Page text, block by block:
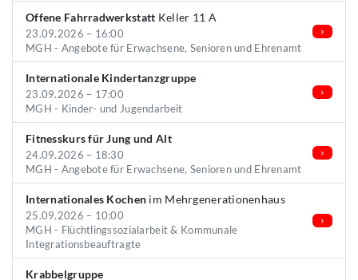
Offene Fahrradwerkstatt Keller 11 A
23.09.2026 – 16:00
MGH - Angebote für Erwachsene, Senioren und Ehrenamt
Internationale Kindertanzgruppe
23.09.2026 – 17:00
MGH - Kinder- und Jugendarbeit
Fitnesskurs für Jung und Alt
24.09.2026 – 18:30
MGH - Angebote für Erwachsene, Senioren und Ehrenamt
Internationales Kochen im Mehrgenerationenhaus
25.09.2026 – 10:00
MGH - Flüchtlingssozialarbeit & Kommunale
Integrationsbeauftragte
Krabbelgruppe